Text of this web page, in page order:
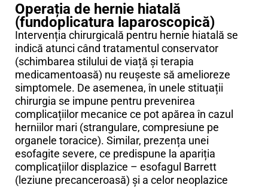
Operația de hernie hiatală
(fundoplicatura laparoscopică)
Intervenția chirurgicală pentru hernie hiatală se
indică atunci când tratamentul conservator
(schimbarea stilului de viață și terapia
medicamentoasă) nu reușeste să amelioreze
simptomele. De asemenea, în unele stituații
chirurgia se impune pentru prevenirea
complicațiilor mecanice ce pot apărea în cazul
herniilor mari (strangulare, compresiune pe
organele toracice). Similar, prezența unei
esofagite severe, ce predispune la apariția
complicațiilor displazice – esofagul Barrett
(leziune precanceroasă) și a celor neoplazice